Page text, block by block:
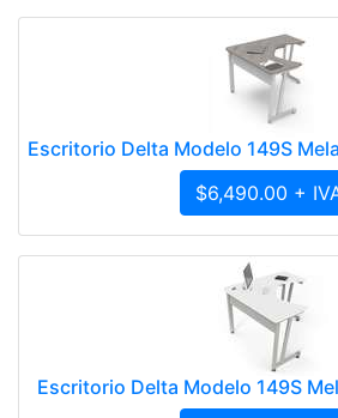
Escritorio Delta Modelo 149S
$6,490.00 +
Escritorio Delta Modelo 149S